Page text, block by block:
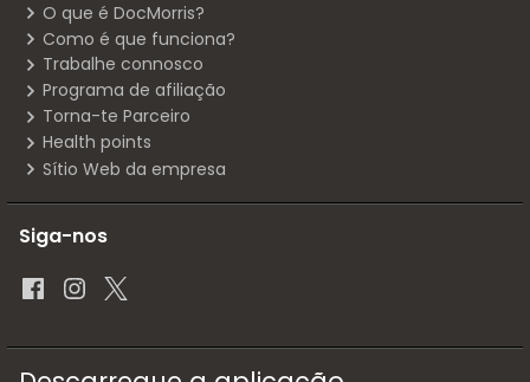
O que é DocMorris?
Como é que funciona?
Trabalhe connosco
Programa de afiliação
Torna-te Parceiro
Health points
Sítio Web da empresa
Siga-nos